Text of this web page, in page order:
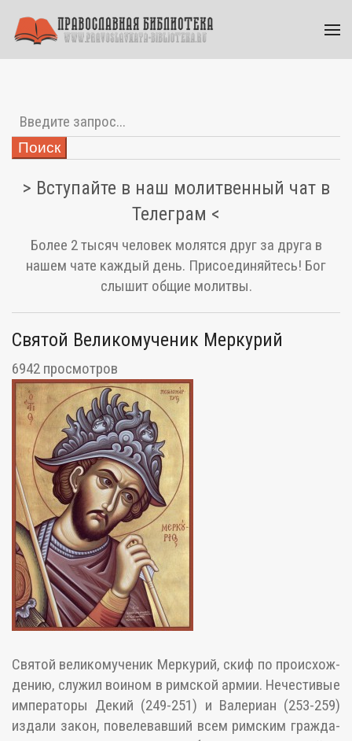
Поиск
> Вступайте в наш молитвенный чат в
Телеграм <
Более 2 тысяч человек молятся друг за друга в
нашем чате каждый день. Присоединяйтесь! Бог
слышит общие молитвы.
Святой Великомученик Меркурий
6942 просмотров
Свя­той ве­ли­ко­му­че­ник Мер­ку­рий, скиф по про­ис­хож­
де­нию, слу­жил во­и­ном в рим­ской ар­мии. Нече­сти­вые
им­пе­ра­то­ры Де­кий (249-251) и Ва­ле­ри­ан (253-259)
из­да­ли за­кон, по­веле­вав­ший всем рим­ским граж­да­